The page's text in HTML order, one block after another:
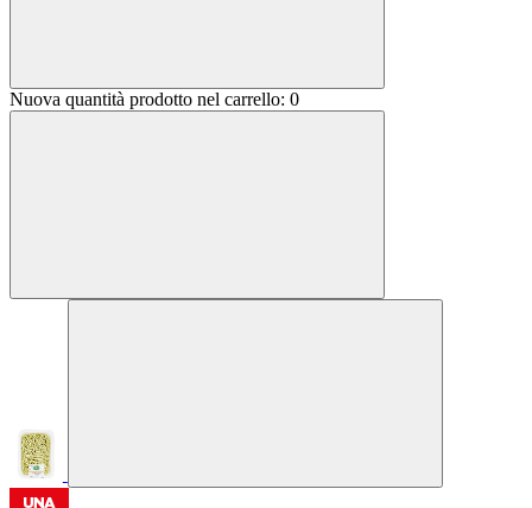
Nuova quantità prodotto nel carrello: 0